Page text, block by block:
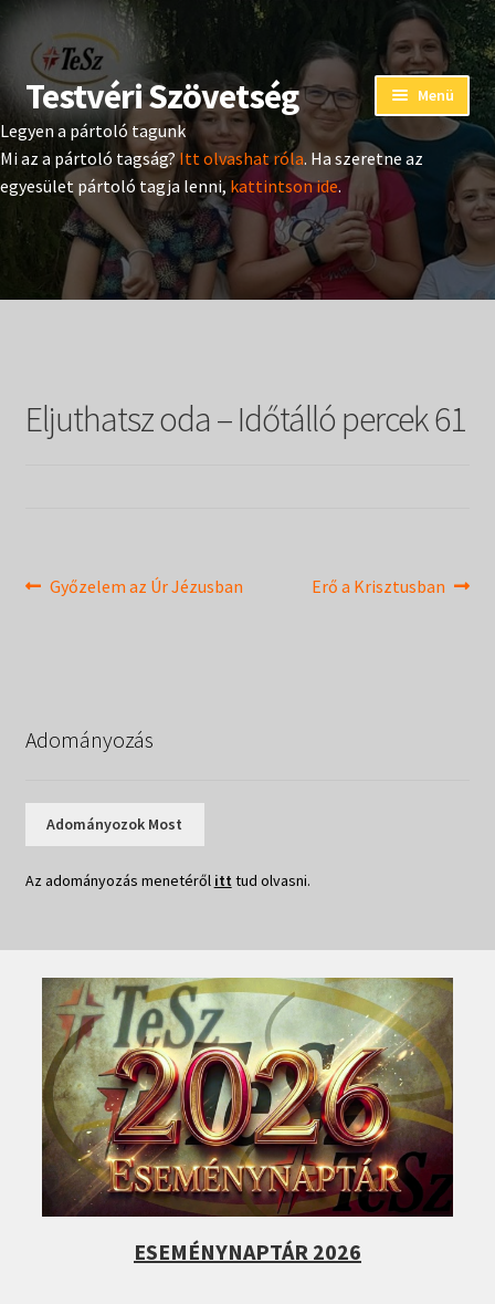
Ugrás
a
navigációhoz
Kilépés
a
tartalomba
Testvéri Szövetség Menü
Eseménynaptár
Adományozás
Pártoló tag belépés
menu
Kiadványok
Expand
menu
Legyen a pártoló tagunk
Mi az a pártoló tagság?Itt olvashat róla. Ha szeretne az
egyesület pártoló tagja lenni, kattintson ide.
Eljuthatsz oda – Időtálló percek 61
Bejegyzés
Previous
Győzelem az Úr Jézusban
Next
Erő a Krisztusban
Adományozás
Adományozok Most
Az adományozás menetéről itt tud olvasni.
ESEMÉNYNAPTÁR 2026